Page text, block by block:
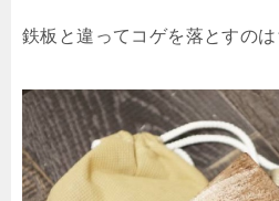
鉄板と違ってコゲを落とすのは